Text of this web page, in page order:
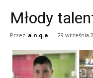
Młody
Przez a.n.q.a. - 29 września